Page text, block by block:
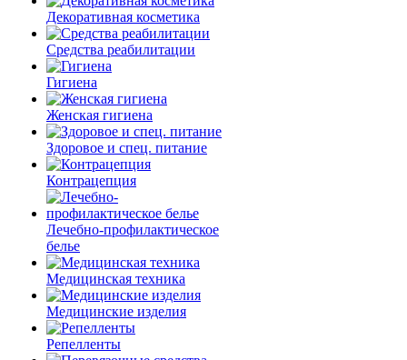
Декоративная косметика
Средства реабилитации
Гигиена
Женская гигиена
Здоровое и спец. питание
Контрацепция
Лечебно-профилактическое
белье
Медицинская техника
Медицинские изделия
Репелленты